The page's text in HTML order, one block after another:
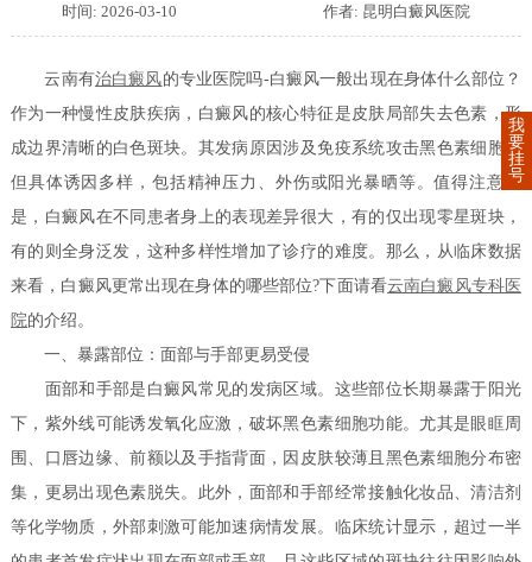
时间: 2026-03-10 作者: 昆明白癜风医院
云南有治白癜风的专业医院吗-白癜风一般出现在身体什么部位？
作为一种慢性皮肤疾病，白癜风的核心特征是皮肤局部失去色素，形
成边界清晰的白色斑块。其发病原因涉及免疫系统攻击黑色素细胞，
但具体诱因多样，包括精神压力、外伤或阳光暴晒等。值得注意的
是，白癜风在不同患者身上的表现差异很大，有的仅出现零星斑块，
有的则全身泛发，这种多样性增加了诊疗的难度。那么，从临床数据
来看，白癜风更常出现在身体的哪些部位?下面请看云南白癜风专科医
院的介绍。
一、暴露部位：面部与手部更易受侵
面部和手部是白癜风常见的发病区域。这些部位长期暴露于阳光
下，紫外线可能诱发氧化应激，破坏黑色素细胞功能。尤其是眼眶周
围、口唇边缘、前额以及手指背面，因皮肤较薄且黑色素细胞分布密
集，更易出现色素脱失。此外，面部和手部经常接触化妆品、清洁剂
等化学物质，外部刺激可能加速病情发展。临床统计显示，超过一半
我
要
挂
号